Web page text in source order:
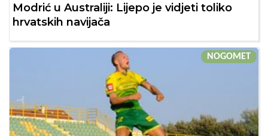
Modrić u Australiji: Lijepo je vidjeti toliko
hrvatskih navijača
NOGOMET